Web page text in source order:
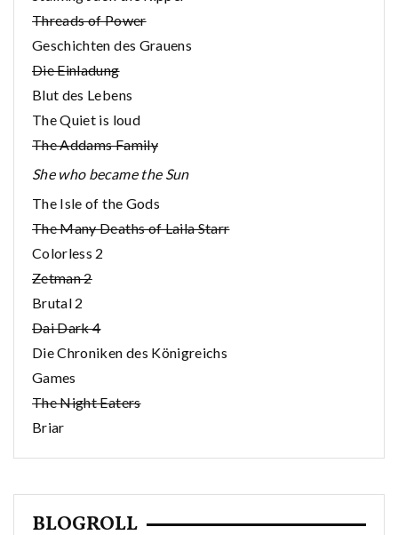
Threads of Power
Geschichten des Grauens
Die Einladung
Blut des Lebens
The Quiet is loud
The Addams Family
She who became the Sun
The Isle of the Gods
The Many Deaths of Laila Starr
Colorless 2
Zetman 2
Brutal 2
Dai Dark 4
Die Chroniken des Königreichs
Games
The Night Eaters
Briar
BLOGROLL